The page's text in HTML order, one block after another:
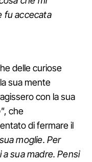
fu accecata
delle curiose
sua mente
con la sua
, che
di fermare il
moglie. Per
sua madre. Pensi